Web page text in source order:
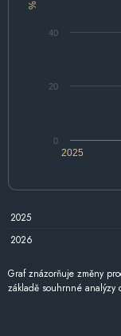
%
2025
0
20
40
2025
2026
Graf znázorňuje změny
základě souhrnné analýzy